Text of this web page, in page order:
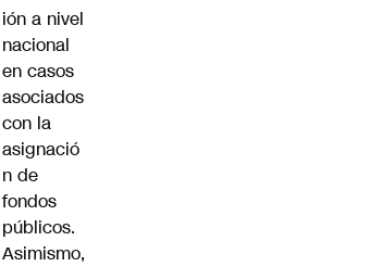
ión a nivel
nacional
en casos
asociados
con la
asignació
n de
fondos
públicos.
Asimismo,